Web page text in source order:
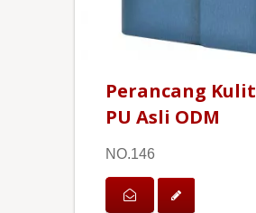
Perancang Kulit
PU Asli ODM
NO.146